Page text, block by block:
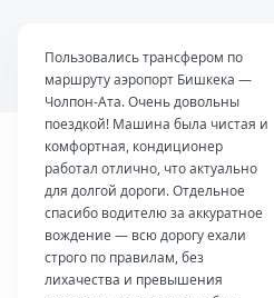
Пользовались трансфером по
маршруту аэропорт Бишкека —
Чолпон-Ата. Очень довольны
поездкой! Машина была чистая и
комфортная, кондиционер
работал отлично, что актуально
для долгой дороги. Отдельное
спасибо водителю за аккуратное
вождение — всю дорогу ехали
строго по правилам, без
лихачества и превышения